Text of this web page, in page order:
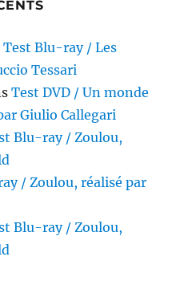
Test Blu-ray / Les
Tessari
Test DVD / Un monde
Giulio Callegari
Blu-ray / Zoulou,
/ Zoulou, réalisé par
Blu-ray / Zoulou,